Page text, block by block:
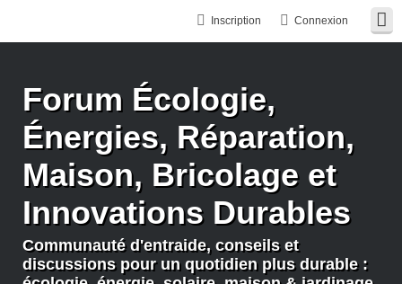
Connexion
Inscription
Forum Écologie,
Énergies, Réparation,
Maison, Bricolage et
Innovations Durables
Communauté d'entraide, conseils et
discussions pour un quotidien plus durable :